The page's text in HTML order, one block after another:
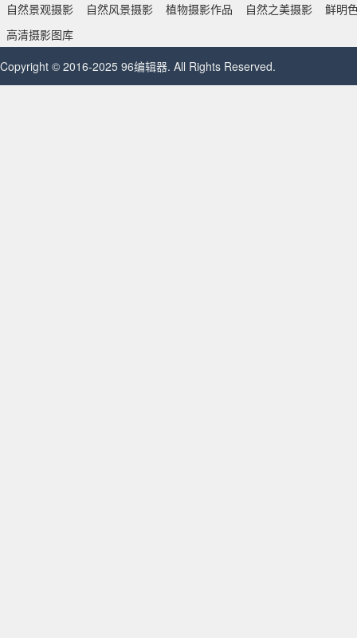
自然景观摄影 自然风景摄影 植物摄影作品 自然之美摄影
鲜明
高清摄影图库
Copyright © 2016-2025 96编辑器. All Rights Reserved.